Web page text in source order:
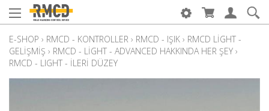
E-SHOP › RMCD - KONTROLLER › RMCD - IŞIK › RMCD LIGHT -
GELIŞMIŞ › RMCD - LIGHT - ADVANCED HAKKINDA HER ŞEY ›
RMCD - LIGHT - İLERI DÜZEY